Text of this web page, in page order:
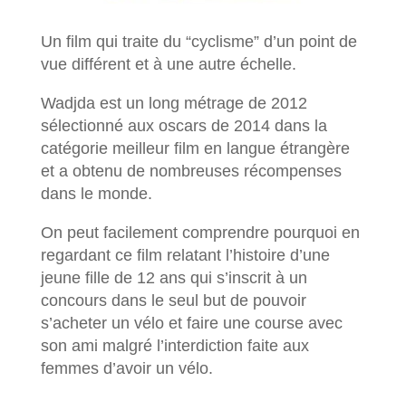
Un film qui traite du “cyclisme” d’un point de
vue différent et à une autre échelle.
Wadjda est un long métrage de 2012
sélectionné aux oscars de 2014 dans la
catégorie meilleur film en langue étrangère
et a obtenu de nombreuses récompenses
dans le monde.
On peut facilement comprendre pourquoi en
regardant ce film relatant l’histoire d’une
jeune fille de 12 ans qui s’inscrit à un
concours dans le seul but de pouvoir
s’acheter un vélo et faire une course avec
son ami malgré l’interdiction faite aux
femmes d’avoir un vélo.